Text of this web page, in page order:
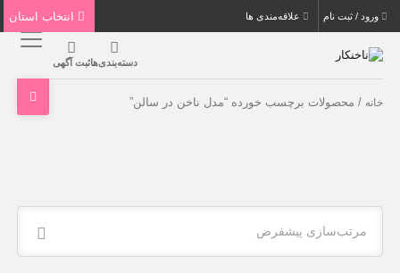
ورود / ثبت نام علاقه‌مندی ها
دسته‌بندی‌هاثبت آگهی
خانه / محصولات برچسب خورده “مدل ناخن در سالن”
مرتب‌سازی پیشفرض